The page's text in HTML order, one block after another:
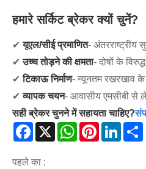
हमारे सर्किट ब्रेकर क्यों चुनें?
✔यूएल/सीई प्रमाणित- अंतरराष्ट्रीय
✔उच्च तोड़ने की क्षमता- दोषों के
✔टिकाऊ निर्माण- न्यूनतम रखरखाव
✔व्यापक चयन- आवासीय एमसीबी से
सही ब्रेकर चुनने में सहायता चाहिए?
Facebook
X WhatsAppPinterest
पहले का :